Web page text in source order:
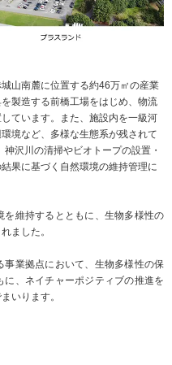
る
る
る
る
山南麓に位置する約46万㎡の産業
製造する前橋工場をはじめ、物流
ています。また、施設内を一級河
境など、多様な生態系が残されて
沢川の清掃やビオトープの設置・
果に基づく自然環境の維持管理に
維持するとともに、生物多様性の
ました。
業拠点において、生物多様性の保
、ネイチャーポジティブの推進を
いります。